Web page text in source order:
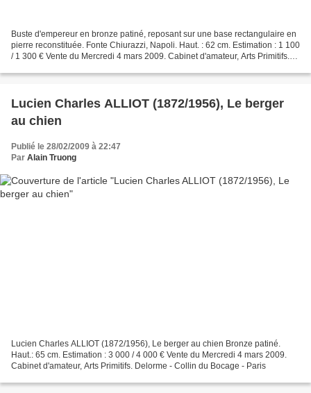
Buste d'empereur en bronze patiné, reposant sur une base rectangulaire en
pierre reconstituée. Fonte Chiurazzi, Napoli. Haut. : 62 cm. Estimation : 1 100
/ 1 300 € Vente du Mercredi 4 mars 2009. Cabinet d'amateur, Arts Primitifs.
Lucien Charles ALLIOT (1872/1956), Le berger
au chien
Publié le 28/02/2009 à 22:47
Par Alain Truong
Lucien Charles ALLIOT (1872/1956), Le berger au chien Bronze patiné.
Haut.: 65 cm. Estimation : 3 000 / 4 000 € Vente du Mercredi 4 mars 2009.
Cabinet d'amateur, Arts Primitifs. Delorme - Collin du Bocage - Paris